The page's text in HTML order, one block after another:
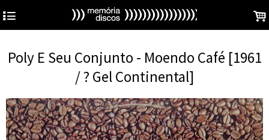
4 .
Poly E Seu Conjunto - Moendo Café [1961
/ ? Gel Continental]